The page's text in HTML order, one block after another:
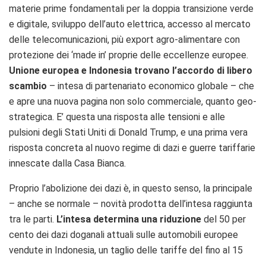
materie prime fondamentali per la doppia transizione verde
e digitale, sviluppo dell’auto elettrica, accesso al mercato
delle telecomunicazioni, più export agro-alimentare con
protezione dei ‘made in’ proprie delle eccellenze europee.
Unione europea e Indonesia trovano l’accordo di libero
scambio – intesa di partenariato economico globale – che
e apre una nuova pagina non solo commerciale, quanto geo-
strategica. E’ questa una risposta alle tensioni e alle
pulsioni degli Stati Uniti di Donald Trump, e una prima vera
risposta concreta al nuovo regime di dazi e guerre tariffarie
innescate dalla Casa Bianca.
Proprio l’abolizione dei dazi è, in questo senso, la principale
– anche se normale – novità prodotta dell’intesa raggiunta
tra le parti. L’intesa determina una riduzione del 50 per
cento dei dazi doganali attuali sulle automobili europee
vendute in Indonesia, un taglio delle tariffe del fino al 15